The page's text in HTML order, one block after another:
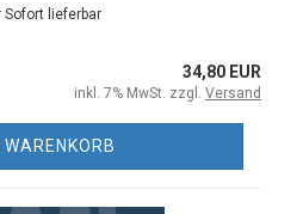
Sofort lieferbar
34,80 EUR
inkl. 7% MwSt. zzgl. Versand
WARENKORB